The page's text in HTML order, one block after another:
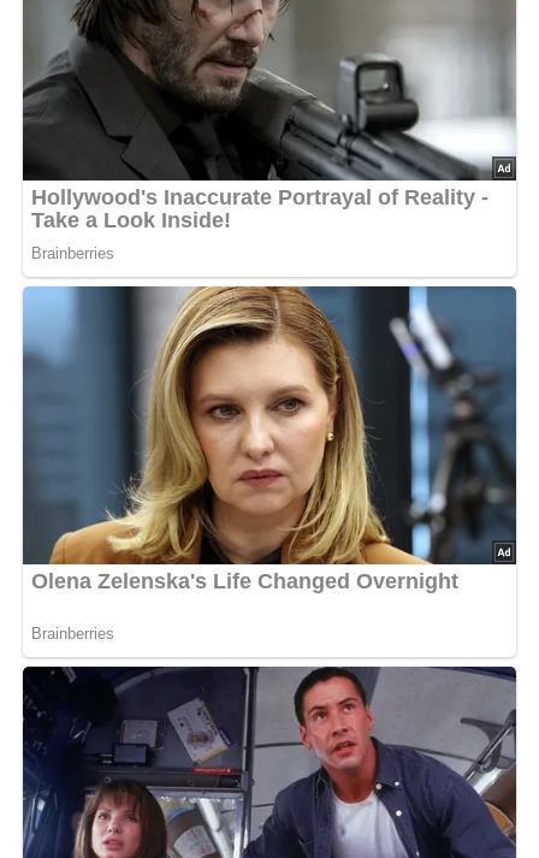
zugeben und unter Rühren kurz andünsten. Brühe
zugeben, alles 5 Min. dünsten.
Abgetropften Brokkoli und Erbsen zugehen, 2 Min.
weiterdünsten.
Saure Sahne und Stärke verrühren, Gemüsesoße
damit binden und 2-3 Min. kochen lassen.
Nudeln abtropfen lassen und in die Gemüsesoße
geben.
Gehackte Kräuter zufügen, abschmecken. Mit
Parmesan bestreuen.
5/5(1 Bewertung)